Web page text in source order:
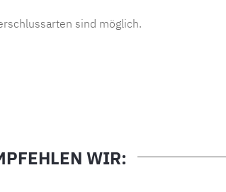
sind möglich.
WIR: